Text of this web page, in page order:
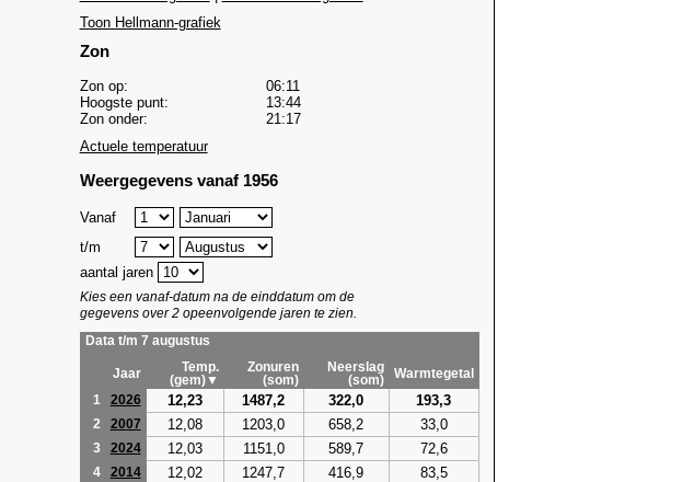
Toon Hellmann-grafiek
Zon
Zon op:
06:11
Hoogste punt:
13:44
Zon onder:
21:17
Actuele temperatuur
Weergegevens vanaf 1956
Vanaf
t/m
aantal jaren
Kies een vanaf-datum na de einddatum om de
gegevens over 2 opeenvolgende jaren te zien.
Data t/m 7 augustus
Jaar
Temp.
(gem)▼
Zonuren
(som)
Neerslag
(som)
Warmtegetal
1
2026 12,23 1487,2 322,0 193,3
2 2007 12,08 1203,0 658,2 33,0
3 2024 12,03 1151,0 589,7 72,6
4 2014 12,02 1247,7 416,9 83,5